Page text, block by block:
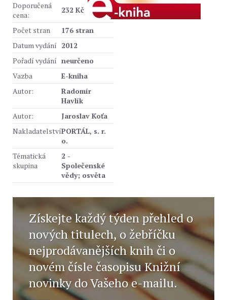
Doporučená
cena:
232 Kč
Počet stran
176 stran
Datum vydání 2012
Pořadí vydání neurčeno
Vazba
E-kniha
Autor:
Radomír
Havlík
Autor:
Jaroslav Koťa
NakladatelstvíPORTÁL, s. r.
o.
Tématická
skupina
2 -
Společenské
vědy; osvěta
Získejte každý týden přehled o
nových titulech, o žebříčku
nejprodávanějších knih či o
novém čísle časopisu Knižní
novinky do Vašeho e-mailu.